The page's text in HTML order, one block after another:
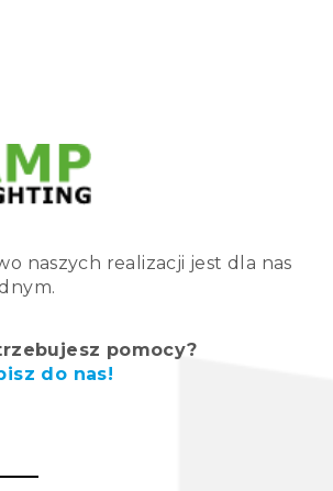
naszych realizacji jest dla nas
pomocy?
do nas!